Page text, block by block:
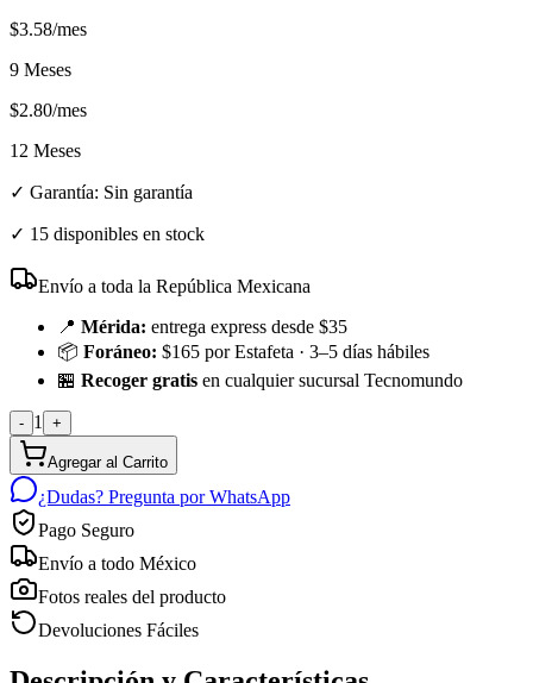
$3.58/mes
9 Meses
$2.80/mes
12 Meses
✓ Garantía: Sin garantía
✓ 15 disponibles en stock
Envío a toda la República Mexicana
📍 Mérida: entrega express desde $35
📦 Foráneo: $165 por Estafeta · 3–5 días hábiles
🏪 Recoger gratis en cualquier sucursal Tecnomundo
- 1 +
Agregar al Carrito
¿Dudas? Pregunta por WhatsApp
Pago Seguro
Envío a todo México
Fotos reales del producto
Devoluciones Fáciles